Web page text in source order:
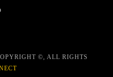
©, ALL RIGHTS